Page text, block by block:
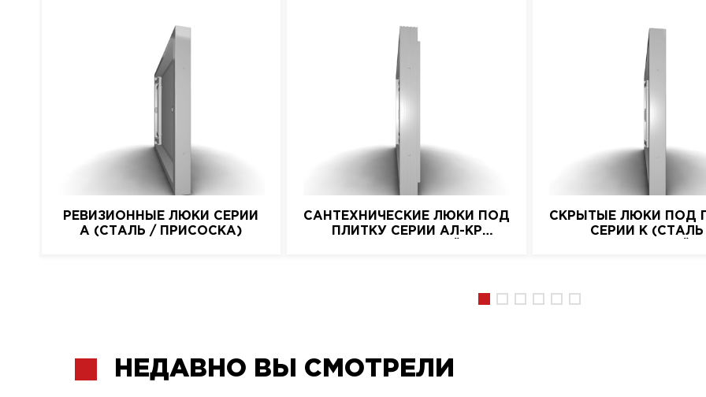
РЕВИЗИОННЫЕ ЛЮКИ СЕРИИ
A (СТАЛЬ / ПРИСОСКА)
САНТЕХНИЧЕСКИЕ ЛЮКИ ПОД
ПЛИТКУ СЕРИИ АЛ-КР
СКРЫТЫЕ ЛЮКИ ПОД
СЕРИИ K
НЕДАВНО ВЫ СМОТРЕЛИ